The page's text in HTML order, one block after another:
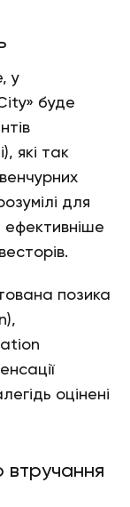
у
буде
які так
для
ефективніше
позика
оцінені
втручання